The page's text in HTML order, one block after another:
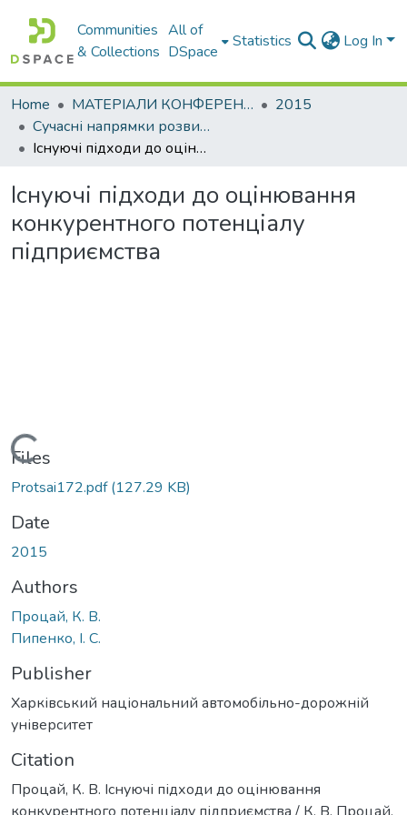
Communities
& Collections
All of
DSpace
Statistics Log In
Home МАТЕРІАЛИ КОНФЕРЕНЦІЙ
2015
Сучасні напрямки розвитку економіки і менеджменту на підприємствах України
Існуючі підходи до оцінювання конкурентного потенціалу підприємства
Існуючі підходи до оцінювання
конкурентного потенціалу
підприємства
Loading...
Files
Protsai172.pdf(127.29 KB)
Date
2015
Authors
Процай, К. В.
Пипенко, І. С.
Publisher
Харківський національний автомобільно-дорожній
університет
Citation
Процай, К. В. Існуючі підходи до оцінювання